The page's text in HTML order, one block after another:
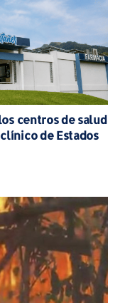
centros de salud
de Estados